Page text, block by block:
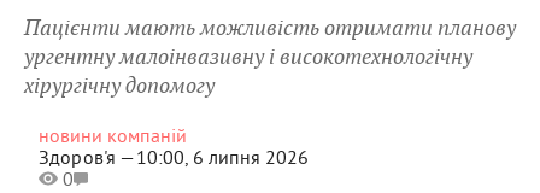
Пацієнти мають можливість отримати планову
ургентну малоінвазивну і високотехнологічну
хірургічну допомогу
новини компаній
Здоров'я —10:00, 6 липня 2026
0